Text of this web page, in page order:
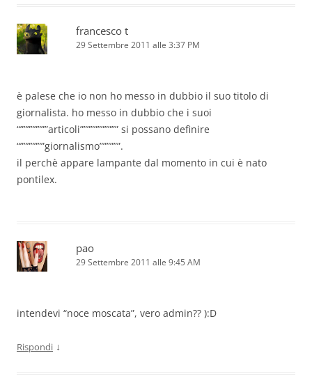
francesco t
29 Settembre 2011 alle 3:37 PM
è palese che io non ho messo in dubbio il suo titolo di
giornalista. ho messo in dubbio che i suoi
“””””””””articoli””””””””””” si possano definire
“”””””””giornalismo””””””.
il perchè appare lampante dal momento in cui è nato
pontilex.
pao
29 Settembre 2011 alle 9:45 AM
intendevi “noce moscata”, vero admin?? ):D
Rispondi ↓